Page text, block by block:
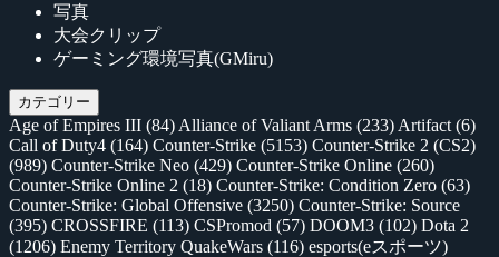
写真
大会クリップ
ゲーミング環境写真(GMiru)
カテゴリー
Age of Empires III (84) Alliance of Valiant Arms (233) Artifact (6)
Call of Duty4 (164) Counter-Strike (5153) Counter-Strike 2 (CS2)
(989) Counter-Strike Neo (429) Counter-Strike Online (260)
Counter-Strike Online 2 (18) Counter-Strike: Condition Zero (63)
Counter-Strike: Global Offensive (3250) Counter-Strike: Source
(395) CROSSFIRE (113) CSPromod (57) DOOM3 (102) Dota 2
(1206) Enemy Territory QuakeWars (116) esports(eスポーツ)